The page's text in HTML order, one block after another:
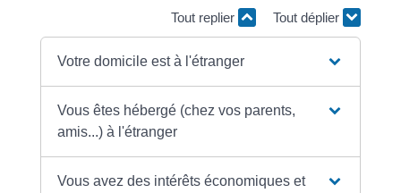
Tout replier Tout déplier
Votre domicile est à l'étranger
Vous êtes hébergé (chez vos parents,
amis...) à l'étranger
Vous avez des intérêts économiques et